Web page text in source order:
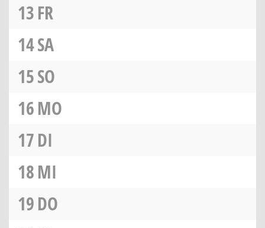
13FR
14SA
15SO
16MO
17DI
18MI
19DO